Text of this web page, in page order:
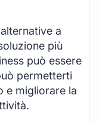
a
più
può essere
permetterti
e migliorare la